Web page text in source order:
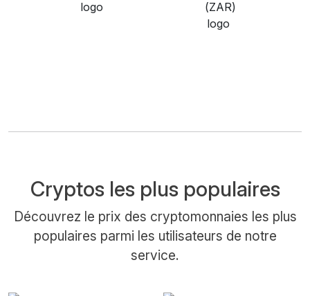
Cryptos les plus populaires
Découvrez le prix des cryptomonnaies les plus
populaires parmi les utilisateurs de notre
service.